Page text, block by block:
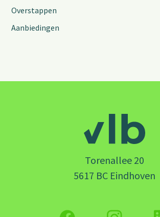
Overstappen
Aanbiedingen
Torenallee 20
5617 BC Eindhoven